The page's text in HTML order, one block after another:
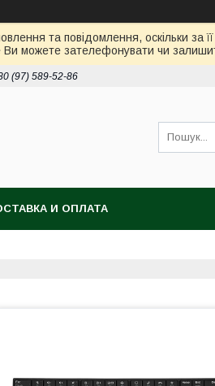
та повідомлення, оскільки
можете зателефонувати чи
(97) 589-52-86
И ОПЛАТА